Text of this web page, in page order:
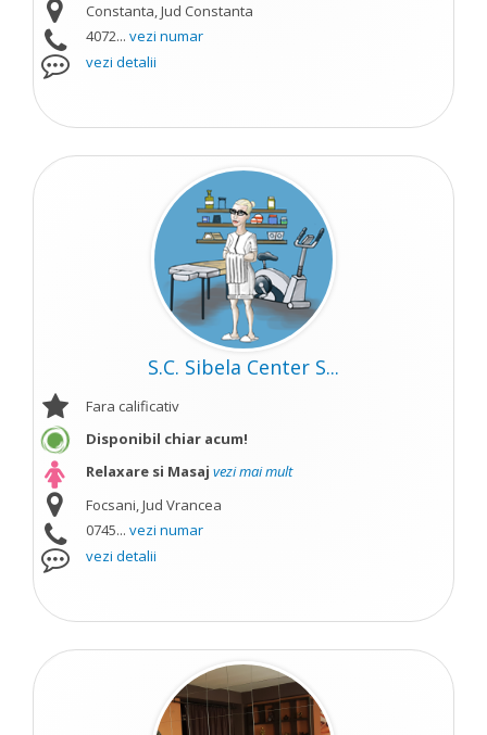
Constanta, Jud Constanta
4072... vezi numar
vezi detalii
S.C. Sibela Center S...
Fara calificativ
Disponibil chiar acum!
Relaxare si Masaj vezi mai mult
Focsani, Jud Vrancea
0745... vezi numar
vezi detalii